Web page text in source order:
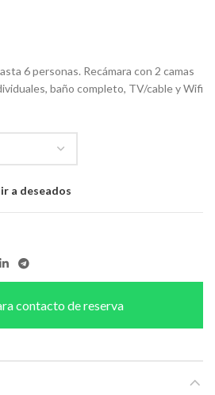
6 personas. Recámara con 2 camas
baño completo, TV/cable y Wifi
a deseados
contacto de reserva